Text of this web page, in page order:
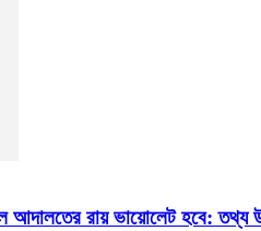
আদালতের রায় ভায়োলেট হবে: তথ্য